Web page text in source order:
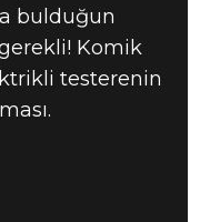
bulduğun
Komik
testerenin